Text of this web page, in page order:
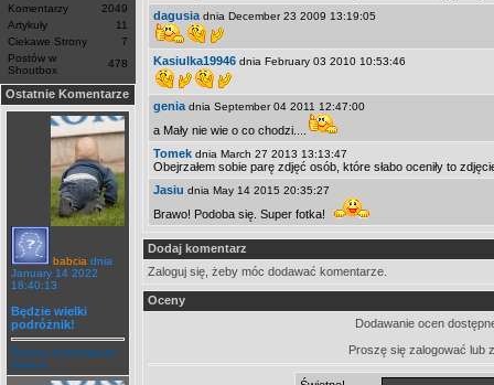
Komentarzy
2049
Artykuły
11
Ciekawe Strony
7
Postów w
Shoutbox
478
Ostatnie Komentarze
babcia dnia
January 14 2022
18:40:13
Będzie wielki
podróżnik!
Zobacz Komentarze
Galerii
dagusia dnia December 23 2009 13:19:05
Kasiulka19946 dnia February 03 2010 10:53:46
genia dnia September 04 2011 12:47:00
a Mały nie wie o co chodzi....
Tomek dnia March 27 2013 13:13:47
Obejrzałem sobie parę zdjęć osób, które słabo oceniły to
Jasiu dnia May 14 2015 20:35:27
Brawo! Podoba się. Super fotka!
Dodaj komentarz
Zaloguj się, żeby móc dodawać komentarze.
Oceny
Dodawanie ocen
Proszę się zalogować lub